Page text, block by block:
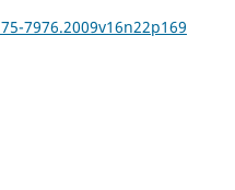
7976.2009v16n22p169